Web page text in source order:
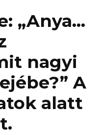
„Anya…
nagyi
A
alatt